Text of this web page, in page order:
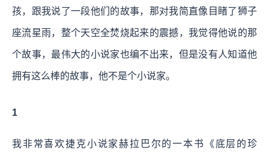
孩，跟我说了一段他们的故事，那对我简直像目睹了狮子
座流星雨，整个天空全焚烧起来的震撼，我觉得他说的那
个故事，最伟大的小说家也编不出来，但是没有人知道他
拥有这么棒的故事，他不是个小说家。
1
我非常喜欢捷克小说家赫拉巴尔的一本书《底层的珍